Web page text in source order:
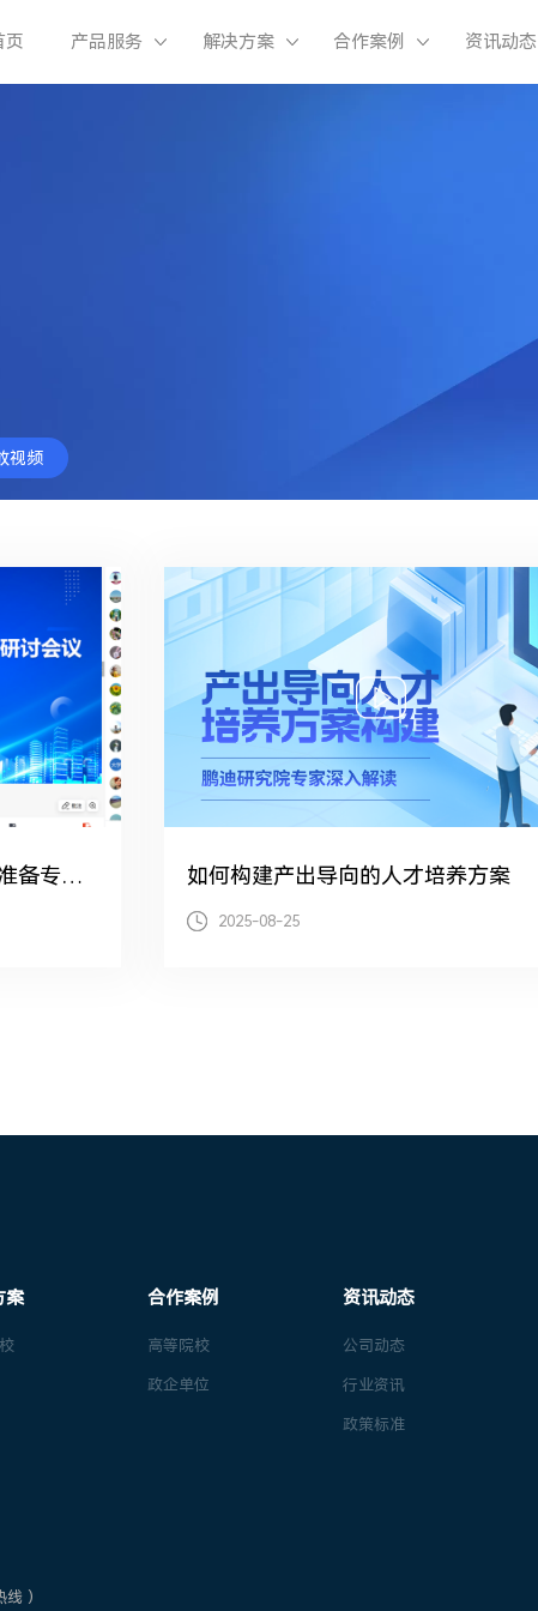
页 产品服务 解决方案 合作案例 资讯动态
视频
2025年工程教育认证申请材料准备专题线上研讨会 如何构建产出导向的人才培养方案
2025-08-25
案 合作案例
高等院校
政企单位
资讯动态
公司动态
行业资讯
政策标准
线 )